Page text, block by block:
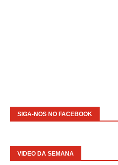
SIGA-NOS NO FACEBOOK
VIDEO DA SEMANA